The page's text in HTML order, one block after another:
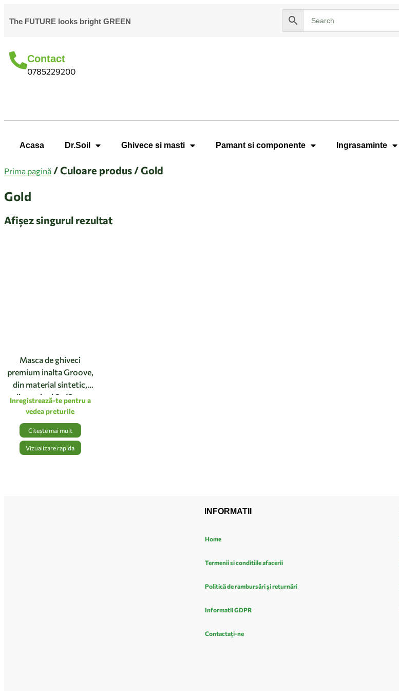
The FUTURE looks bright GREEN
Contact
0785229200
Acasa Dr.Soil Ghivece si masti Pamant si componente Ingrasaminte
Prima pagină / Culoare produs / Gold
Gold
Afișez singurul rezultat
Masca de ghiveci
premium inalta Groove,
din material sintetic,
dimensiuni 8x12cm,
culoarea black-gold
Inregistrează-te pentru a
vedea preturile
Citește mai mult
Vizualizare rapida
INFORMATII
Home
Termenii si conditiile afacerii
Politică de rambursări și returnări
Informatii GDPR
Contactați-ne